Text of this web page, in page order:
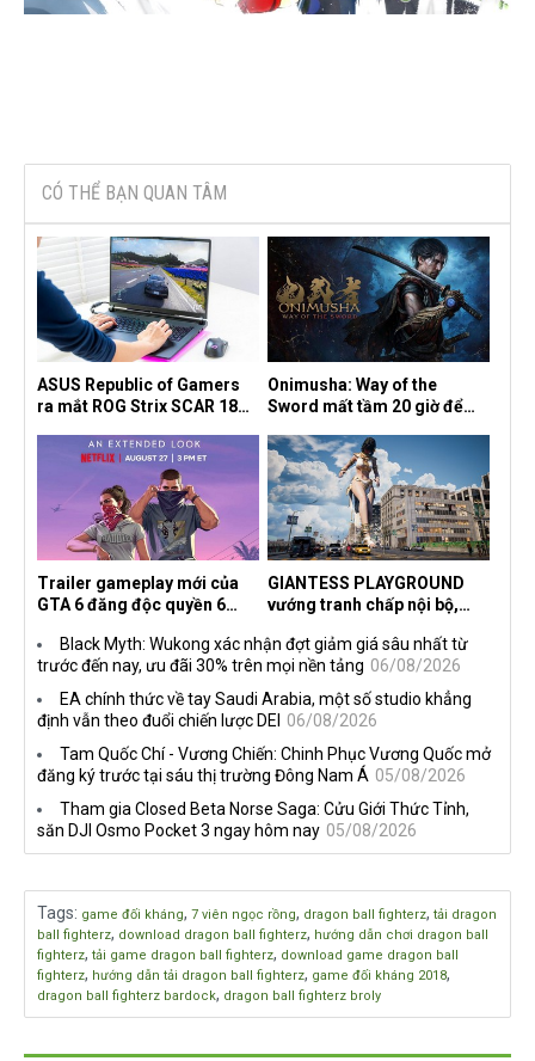
CÓ THỂ BẠN QUAN TÂM
ASUS Republic of Gamers
ra mắt ROG Strix SCAR 18
Onimusha: Way of the
Sword mất tầm 20 giờ để
dành cho newbie và lão làng
Trailer gameplay mới của
GTA 6 đăng độc quyền 6
đang quá tham?
GIANTESS PLAYGROUND
vướng tranh chấp nội bộ,
ngầm chiếm đoạt doanh thu
Black Myth: Wukong xác nhận đợt giảm giá sâu nhất từ
trước đến nay, ưu đãi 30% trên mọi nền tảng 06/08/2026
EA chính thức về tay Saudi Arabia, một số studio khẳng
định vẫn theo đuổi chiến lược DEI
06/08/2026
Tam Quốc Chí - Vương Chiến: Chinh Phục Vương Quốc mở
đăng ký trước tại sáu thị trường Đông Nam Á 05/08/2026
Tham gia Closed Beta Norse Saga: Cửu Giới Thức Tỉnh,
săn DJI Osmo Pocket 3 ngay hôm nay 05/08/2026
Tags: game đối kháng, 7 viên ngọc rồng, dragon ball fighterz, tải dragon
ball fighterz, download dragon ball fighterz, hướng dẫn chơi dragon ball
fighterz, tải game dragon ball fighterz, download game dragon ball
fighterz, hướng dẫn tải dragon ball fighterz, game đối kháng 2018,
dragon ball fighterz bardock, dragon ball fighterz broly